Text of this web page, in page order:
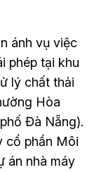
ánh vụ việc
phép tại khu
lý chất thải
Hòa
Đà Nẵng).
cổ phần Môi
án nhà máy